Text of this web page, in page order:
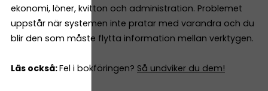
ekonomi, löner, kvitton och administration. Problemet
uppstår när systemen inte pratar med varandra och du
blir den som måste flytta information mellan verktygen.
Läs också:Fel i bokföringen? Så undviker du dem!